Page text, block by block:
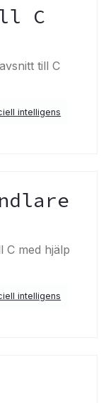
C
till C
intelligens
C med hjälp
intelligens